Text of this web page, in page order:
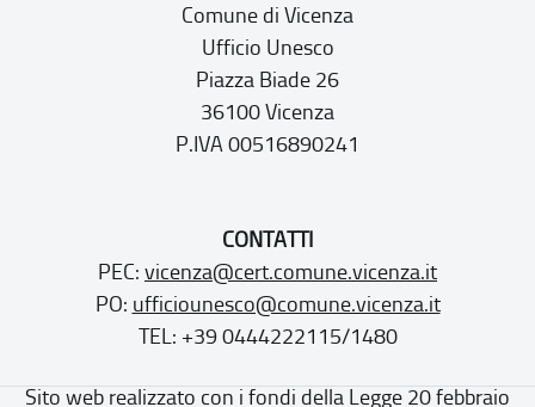
Comune di Vicenza
Ufficio Unesco
Piazza Biade 26
36100 Vicenza
P.IVA 00516890241
CONTATTI
PEC: vicenza@cert.comune.vicenza.it
PO: ufficiounesco@comune.vicenza.it
TEL: +39 0444222115/1480
Sito web realizzato con i fondi della Legge 20 febbraio